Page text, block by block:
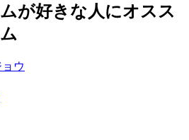
が好きな人にオスス